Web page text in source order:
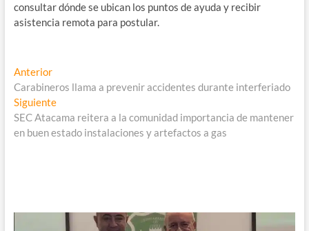
consultar dónde se ubican los puntos de ayuda y recibir
asistencia remota para postular.
Navegación
de
entradas
AnteriorEntrada
anterior:
Carabineros llama a prevenir accidentes durante interferiado
SiguienteEntrada
siguiente:
SEC Atacama reitera a la comunidad importancia de mantener
en buen estado instalaciones y artefactos a gas